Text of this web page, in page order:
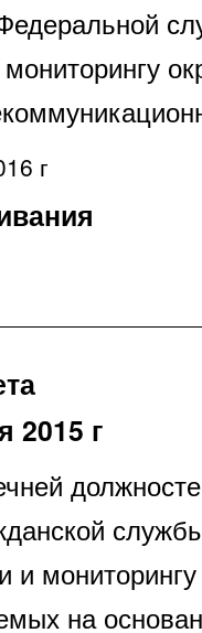
мониторингу
г
2015 г
и
на